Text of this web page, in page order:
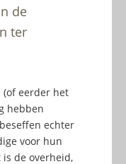
de
ter
(of eerder het
hebben
echter
voor hun
de overheid,